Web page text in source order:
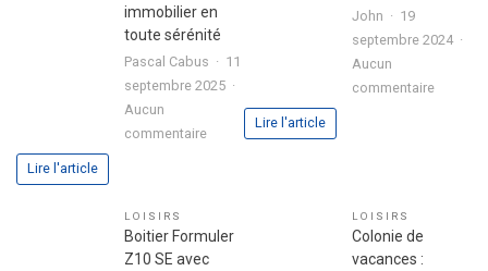
de
motivation
chicken
immobilier en
toute sérénité
Pascal Cabus
11
septembre 2025
Aucun
commentairesur
son
Lire l'article
John
19
septembre 2024
Aucun
commentairesur
Lire l'article
LOISIRS
Boitier Formuler
Z10 SE avec
LOISIRS
Colonie de
vacances :